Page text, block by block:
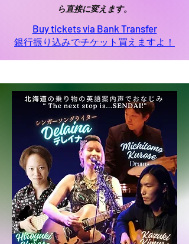
ら直接に変えます。
Buy tickets via Bank Transfer
銀行振り込みでチケット買えますよ！